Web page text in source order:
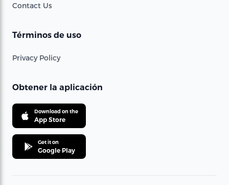
Contact Us
Términos de uso
Privacy Policy
Obtener la aplicación
Download on the
App Store
Get it on
Google Play